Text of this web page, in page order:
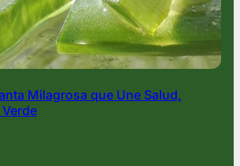
Milagrosa que Une Salud,